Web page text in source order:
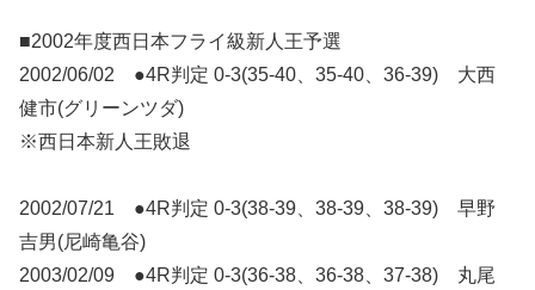
■2002年度西日本フライ級新人王予選
2002/06/02 ●4R判定 0-3(35-40、35-40、36-39) 大西
健市(グリーンツダ)
※西日本新人王敗退
2002/07/21 ●4R判定 0-3(38-39、38-39、38-39) 早野
吉男(尼崎亀谷)
2003/02/09 ●4R判定 0-3(36-38、36-38、37-38) 丸尾